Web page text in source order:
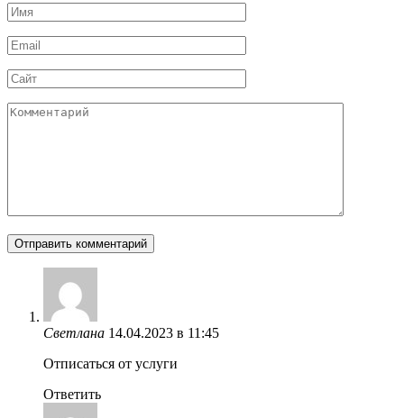
Имя
*
Email
*
Сайт
Комментарий
Светлана 14.04.2023 в 11:45
Отписаться от услуги
Ответить